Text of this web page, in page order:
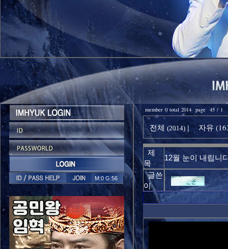
M:0 G:56
member 0 total 2014 page 45 / 1
전체 (2014) | 자유
제
목
12월 눈이 내립니
글쓴
이